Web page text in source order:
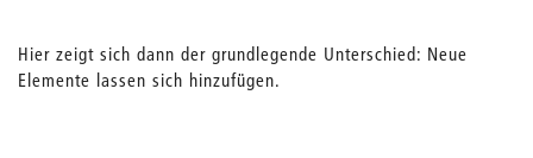
Hier zeigt sich dann der grundlegende Unterschied: Neue
Elemente lassen sich hinzufügen.